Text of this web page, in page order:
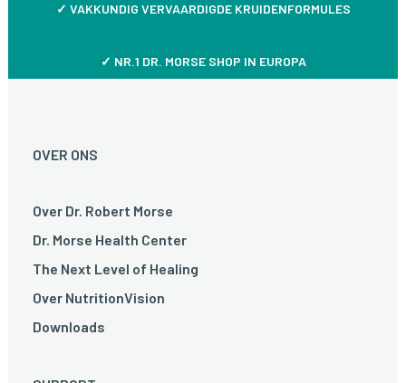
✓ VAKKUNDIG VERVAARDIGDE KRUIDENFORMULES
✓ NR.1 DR. MORSE SHOP IN EUROPA
OVER ONS
Over Dr. Robert Morse
Dr. Morse Health Center
The Next Level of Healing
Over NutritionVision
Downloads